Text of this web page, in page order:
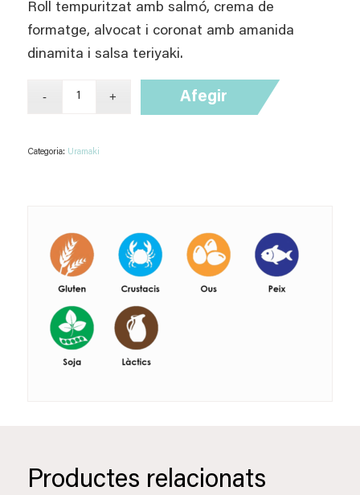
Roll tempuritzat amb salmó, crema de
formatge, alvocat i coronat amb amanida
dinamita i salsa teriyaki.
Afegir
Categoria: Uramaki
Productes relacionats